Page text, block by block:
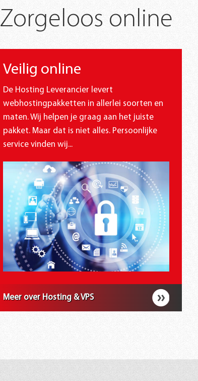
Zorgeloos online
Veilig online
De Hosting Leverancier levert
webhostingpakketten in allerlei soorten en
maten. Wij helpen je graag aan het juiste
pakket. Maar dat is niet alles. Persoonlijke
service vinden wij...
Meer over Hosting & VPS